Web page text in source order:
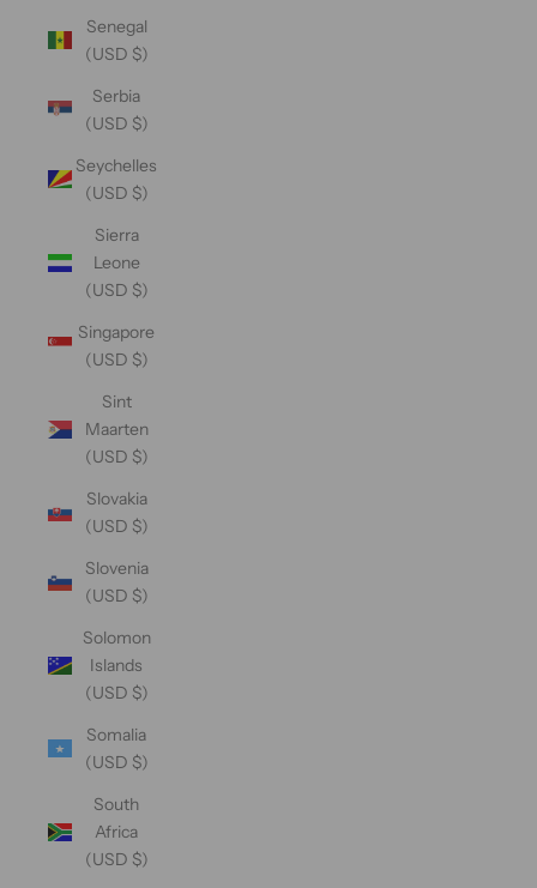
Senegal
(USD $)
Serbia
(USD $)
Seychelles
(USD $)
Sierra
Leone
(USD $)
Singapore
(USD $)
Sint
Maarten
(USD $)
Slovakia
(USD $)
Slovenia
(USD $)
Solomon
Islands
(USD $)
Somalia
(USD $)
South
Africa
(USD $)